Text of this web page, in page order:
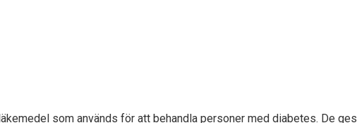
som används för att behandla personer med diabetes. De ges